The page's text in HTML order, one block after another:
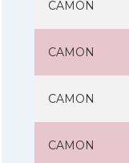
CAMON
CAMON
CAMON
CAMON